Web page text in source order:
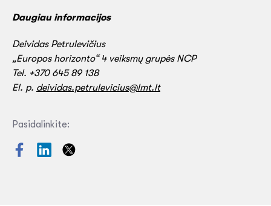
Daugiau informacijos
Deividas Petrulevičius
„Europos horizonto“ 4 veiksmų grupės NCP
Tel. +370 645 89 138
El. p. deividas.petrulevicius@lmt.lt
Pasidalinkite: